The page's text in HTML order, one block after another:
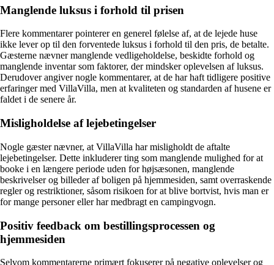
Manglende luksus i forhold til prisen
Flere kommentarer pointerer en generel følelse af, at de lejede huse
ikke lever op til den forventede luksus i forhold til den pris, de betalte.
Gæsterne nævner manglende vedligeholdelse, beskidte forhold og
manglende inventar som faktorer, der mindsker oplevelsen af luksus.
Derudover angiver nogle kommentarer, at de har haft tidligere positive
erfaringer med VillaVilla, men at kvaliteten og standarden af husene er
faldet i de senere år.
Misligholdelse af lejebetingelser
Nogle gæster nævner, at VillaVilla har misligholdt de aftalte
lejebetingelser. Dette inkluderer ting som manglende mulighed for at
booke i en længere periode uden for højsæsonen, manglende
beskrivelser og billeder af boligen på hjemmesiden, samt overraskende
regler og restriktioner, såsom risikoen for at blive bortvist, hvis man er
for mange personer eller har medbragt en campingvogn.
Positiv feedback om bestillingsprocessen og
hjemmesiden
Selvom kommentarerne primært fokuserer på negative oplevelser og